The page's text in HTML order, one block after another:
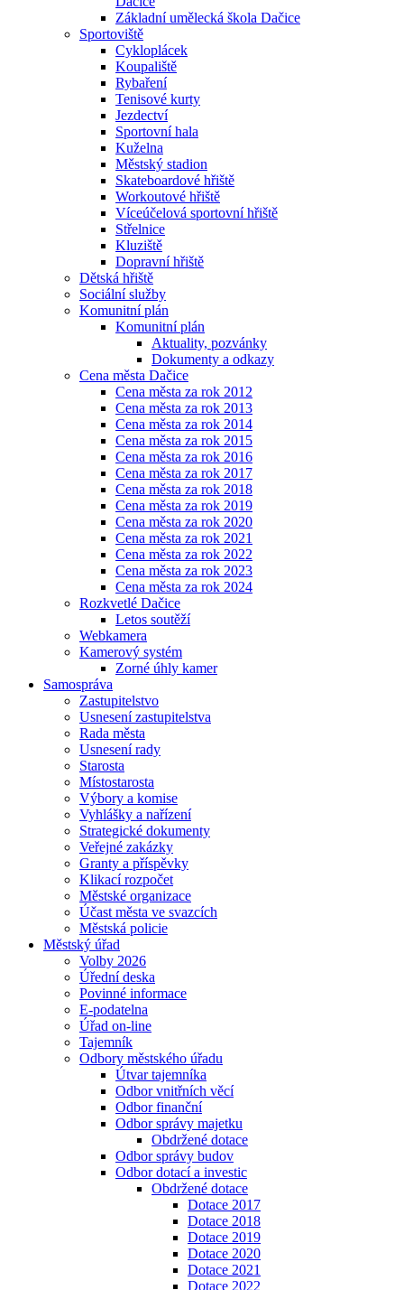
Základní umělecká škola Dačice
Sportoviště
Cykloplácek
Koupaliště
Rybaření
Tenisové kurty
Jezdectví
Sportovní hala
Kuželna
Městský stadion
Skateboardové hřiště
Workoutové hřiště
Víceúčelová sportovní hřiště
Střelnice
Kluziště
Dopravní hřiště
Dětská hřiště
Sociální služby
Komunitní plán
Komunitní plán
Aktuality, pozvánky
Dokumenty a odkazy
Cena města Dačice
Cena města za rok 2012
Cena města za rok 2013
Cena města za rok 2014
Cena města za rok 2015
Cena města za rok 2016
Cena města za rok 2017
Cena města za rok 2018
Cena města za rok 2019
Cena města za rok 2020
Cena města za rok 2021
Cena města za rok 2022
Cena města za rok 2023
Cena města za rok 2024
Rozkvetlé Dačice
Letos soutěží
Webkamera
Kamerový systém
Zorné úhly kamer
Samospráva
Zastupitelstvo
Usnesení zastupitelstva
Rada města
Usnesení rady
Starosta
Místostarosta
Výbory a komise
Vyhlášky a nařízení
Strategické dokumenty
Veřejné zakázky
Granty a příspěvky
Klikací rozpočet
Městské organizace
Účast města ve svazcích
Městská policie
Městský úřad
Volby 2026
Úřední deska
Povinné informace
E-podatelna
Úřad on-line
Tajemník
Odbory městského úřadu
Útvar tajemníka
Odbor vnitřních věcí
Odbor finanční
Odbor správy majetku
Obdržené dotace
Odbor správy budov
Odbor dotací a investic
Obdržené dotace
Dotace 2017
Dotace 2018
Dotace 2019
Dotace 2020
Dotace 2021
Dotace 2022